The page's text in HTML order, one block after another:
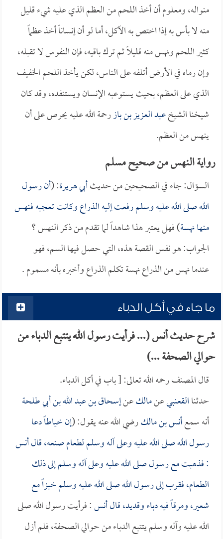
منواله، ومعلوم أن أخذ اللحم من العظم الذي عليه شيء قليل
منه لا بأس به إذا اختص به الآكل، أما لو أن إنساناً أخذ عظماً
كثير اللحم ونهس منه قليلاً ثم ترك باقيه، فإن النفوس لا تقبله،
وإن رماه في الأرض أتلفه على الناس، لكن يأخذ اللحم الخفيف
الذي على العظم، بحيث يستوعبه الإنسان ويستنفده، وقد كان
شيخنا الشيخعبد العزيز بن بازرحمة الله عليه يحرص على أن
ينهس من العظم.
رواية النهس من صحيح مسلم
السؤال: جاء في الصحيحين من حديثأبي هريرة: (أن رسول
الله صلى الله عليه وسلم رفعت إليه الذراع وكانت تعجبه فنهس
منها نهسة) فهل يعتبر هذا شاهداً لما تقدم من ذكر النهس ؟
الجواب: هو نفس القصة هذه، التي حصل فيها السم، فهو
عندما نهس من الذراع نهسة تكلم الذراع وأخبره بأنه مسموم .
ما جاء في أكل الدباء
شرح حديث أنس (... فرأيت رسول الله يتتبع الدباء من
حوالي الصحفة ...)
قال المصنف رحمه الله تعالى: [ باب في أكل الدباء.
حدثناالقعنبيعنمالكعنإسحاق بن عبد الله بن أبي طلحة
أنه سمعأنس بن مالكرضي الله عنه يقول: (إن خياطاً دعا
رسول الله صلى الله عليه وعلى آله وسلم لطعام صنعه، قالأنس
: فذهبت مع رسول صلى الله عليه وعلى آله وسلم إلى ذلك
الطعام، فقرب إلى رسول الله صلى الله عليه وسلم خبزاً مع
شعير، ومرقاً فيه دباء وقديد، قالأنس: فرأيت رسول الله صلى
الله عليه وآله وسلم يتتبع الدباء من حوالي الصحفة، فلم أزل